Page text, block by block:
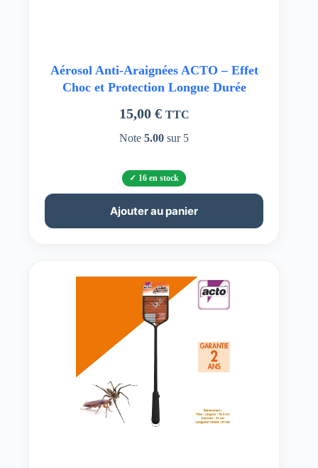
Aérosol Anti-Araignées ACTO – Effet
Choc et Protection Longue Durée
15,00 € TTC
Note5.00 sur 5
16 en stock
Ajouter au panier